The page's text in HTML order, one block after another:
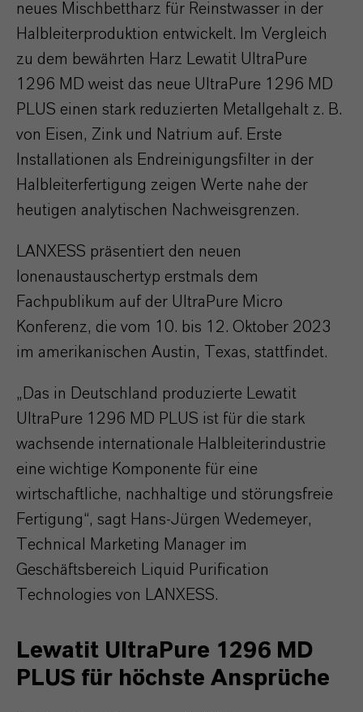
neues Mischbettharz für Reinstwasser in der
Halbleiterproduktion entwickelt. Im Vergleich
zu dem bewährten Harz Lewatit UltraPure
1296 MD weist das neue UltraPure 1296 MD
PLUS einen stark reduzierten Metallgehalt z. B.
von Eisen, Zink und Natrium auf. Erste
Installationen als Endreinigungsfilter in der
Halbleiterfertigung zeigen Werte nahe der
heutigen analytischen Nachweisgrenzen.
LANXESS präsentiert den neuen
Ionenaustauschertyp erstmals dem
Fachpublikum auf der UltraPure Micro
Konferenz, die vom 10. bis 12. Oktober 2023
im amerikanischen Austin, Texas, stattfindet.
„Das in Deutschland produzierte Lewatit
UltraPure 1296 MD PLUS ist für die stark
wachsende internationale Halbleiterindustrie
eine wichtige Komponente für eine
wirtschaftliche, nachhaltige und störungsfreie
Fertigung“, sagt Hans-Jürgen Wedemeyer,
Technical Marketing Manager im
Geschäftsbereich Liquid Purification
Technologies von LANXESS.
Lewatit UltraPure 1296 MD
PLUS für höchste Ansprüche